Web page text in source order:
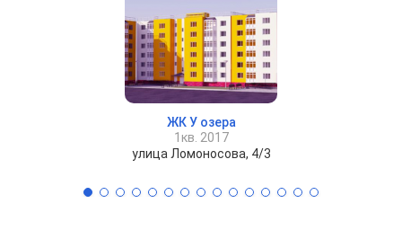
ЖК У озера
1кв. 2017
улица Ломоносова, 4/3